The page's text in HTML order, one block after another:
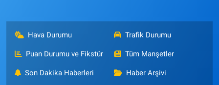
Hava Durumu Trafik Durumu
Puan Durumu ve Fikstür Tüm Manşetler
Son Dakika Haberleri Haber Arşivi